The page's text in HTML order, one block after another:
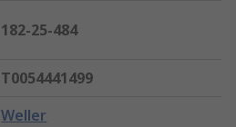
182-25-484
T0054441499
Weller